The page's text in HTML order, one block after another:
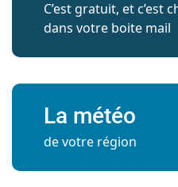
C’est gratuit, et c’est
dans votre boite mail
La météo
de votre région